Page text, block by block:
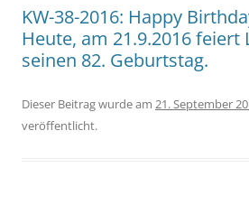
KW-38-2016: Happy
Heute, am 21.9.2016 feiert
seinen 82. Geburtstag.
Dieser Beitrag wurde am 21. September
veröffentlicht.